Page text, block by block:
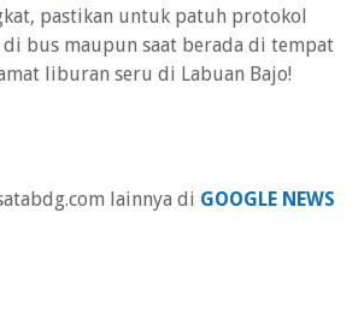
pastikan untuk patuh protokol
di bus maupun saat berada di tempat
liburan seru di Labuan Bajo!
lainnya di GOOGLE NEWS